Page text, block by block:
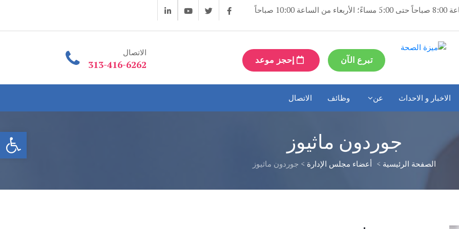
مفتوح: أيام الإثنين والثلاثاء والخميس والجمعة من الساعة 8:00 صباحاً حتى 5:00 مساءً؛ الأربعاء من الساعة 10:00 صباحاً
الاتصال
313-416-6262 تبرع الآن إحجز موعد
الاخبار و الاحداث عن وظائف الاتصال
جوردون ماثيوز
الصفحة الرئيسية > أعضاء مجلس الإدارة > جوردون ماثيوز